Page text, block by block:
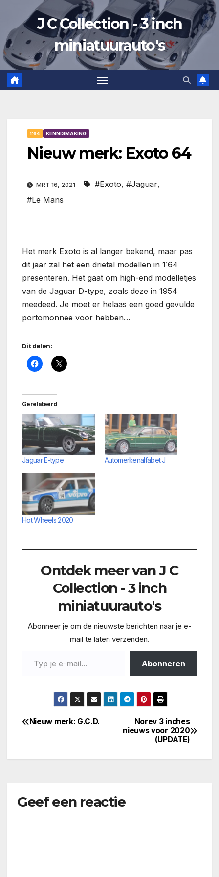
de
inhoud
J C Collection - 3 inch
miniatuurauto's
1:64 KENNISMAKING
Nieuw merk: Exoto 64
MRT 16, 2021 #Exoto, #Jaguar,
#Le Mans
Het merk Exoto is al langer bekend, maar pas
dit jaar zal het een drietal modellen in 1:64
presenteren. Het gaat om high-end modelletjes
van de Jaguar D-type, zoals deze in 1954
meedeed. Je moet er helaas een goed gevulde
portomonnee voor hebben…
Dit delen:
Gerelateerd
Jaguar E-type Automerkenalfabet J
Hot Wheels 2020
Ontdek meer van J C
Collection - 3 inch
miniatuurauto's
Abonneer je om de nieuwste berichten naar je e-
mail te laten verzenden.
Abonneren
Bericht
Norev 3 inches
nieuws voor 2020
(UPDATE)
Nieuw merk: G.C.D.
Geef een reactie